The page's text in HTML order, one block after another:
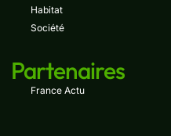
Habitat
Société
Partenaires
France Actu